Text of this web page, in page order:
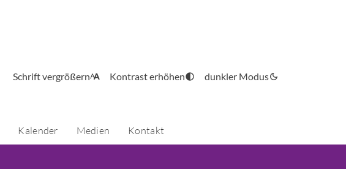
Schrift vergrößern Kontrast erhöhen dunkler Modus
Kalender Medien
Kontakt